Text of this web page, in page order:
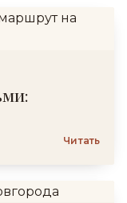
Читать